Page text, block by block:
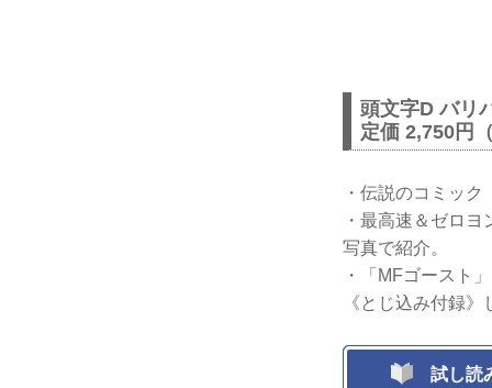
頭文字D バリ
定価 2,750円
・伝説のコミッ
・最高速＆ゼロ
写真で紹介。
・「MFゴースト
《とじ込み付録
試し読